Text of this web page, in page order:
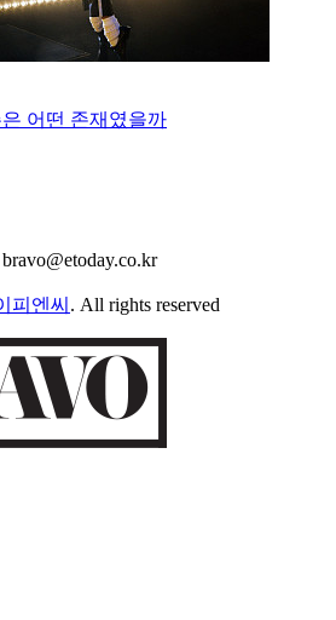
어떤 존재였을까
피엔씨 . All rights reserved